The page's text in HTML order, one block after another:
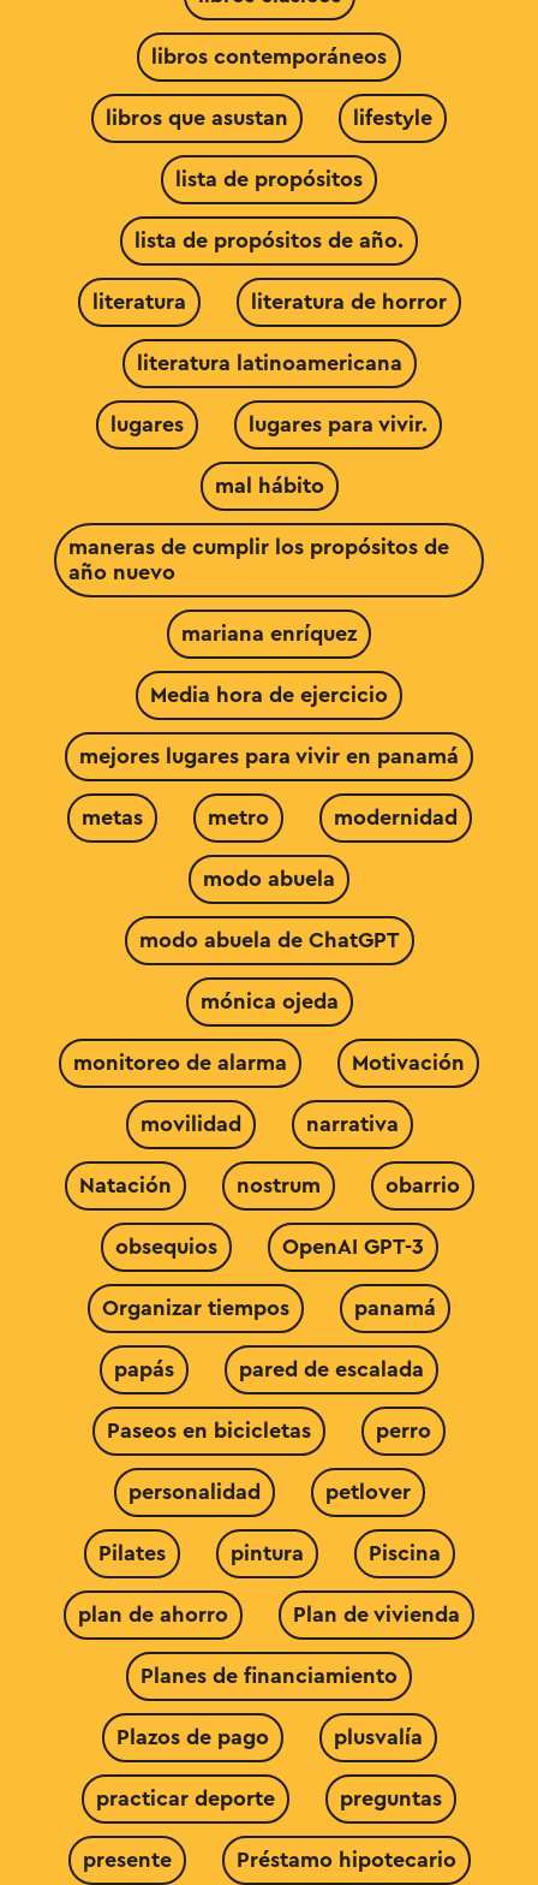
libros contemporáneos
libros que asustan lifestyle
lista de propósitos
lista de propósitos de año.
literatura literatura de horror
literatura latinoamericana
lugares lugares para vivir.
mal hábito
maneras de cumplir los propósitos de
año nuevo
mariana enríquez
Media hora de ejercicio
mejores lugares para vivir en panamá
metas metro modernidad
modo abuela
modo abuela de ChatGPT
mónica ojeda
monitoreo de alarma Motivación
movilidad narrativa
Natación nostrum obarrio
obsequios OpenAI GPT-3
Organizar tiempos panamá
papás pared de escalada
Paseos en bicicletas perro
personalidad petlover
Pilates pintura Piscina
plan de ahorro Plan de vivienda
Planes de financiamiento
Plazos de pago plusvalía
practicar deporte preguntas
presente Préstamo hipotecario